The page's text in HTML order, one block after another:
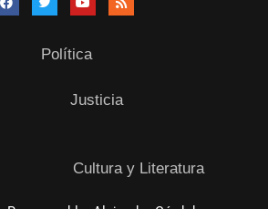
Política
Justicia
Cultura y Literatura